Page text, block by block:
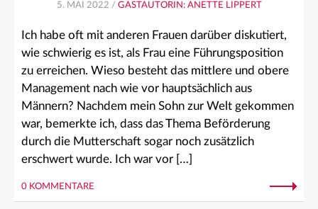
5. MAI 2022 / GASTAUTORIN: ANETTE LIPPERT
Ich habe oft mit anderen Frauen darüber diskutiert,
wie schwierig es ist, als Frau eine Führungsposition
zu erreichen. Wieso besteht das mittlere und obere
Management nach wie vor hauptsächlich aus
Männern? Nachdem mein Sohn zur Welt gekommen
war, bemerkte ich, dass das Thema Beförderung
durch die Mutterschaft sogar noch zusätzlich
erschwert wurde. Ich war vor […]
0 KOMMENTARE